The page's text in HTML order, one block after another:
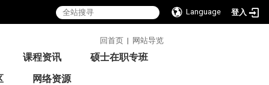
Language 登入
回首页 | 网站导览
课程资讯
硕士在职专班
网络资源